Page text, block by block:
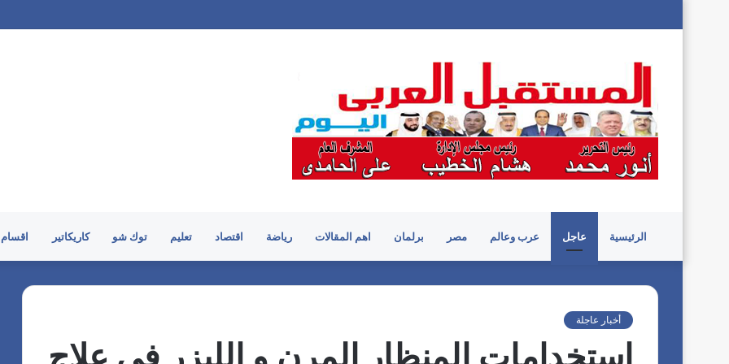
الرئيسية عاجل عرب وعالم مصر برلمان اهم المقالات رياضة اقتصاد تعليم توك شو كاريكاتير
أخبار عاجلة
استخدامات المنظار المرن و الليزر فى علاج